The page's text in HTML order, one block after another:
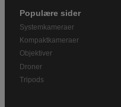
Populære sider
Systemkameraer
Kompaktkameraer
Objektiver
Droner
Tripods